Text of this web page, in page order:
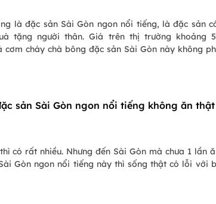
sản Sài Gòn ngon nổi tiếng, là đặc sản có thể ăn
tặng người thân. Giá trên thị trường khoảng
cơm cháy chà bông đặc sản Sài Gòn này không
sản Sài Gòn ngon nổi tiếng không ăn thật
có rất nhiều. Nhưng đến Sài Gòn mà chưa 1 lần
Gòn ngon nổi tiếng này thì sống thật có lỗi với